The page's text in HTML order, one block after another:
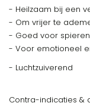
- Heilzaam bij een
- Om vrijer te
- Goed voor
- Voor emotioneel
- Luchtzuiverend
Contra-indicaties &